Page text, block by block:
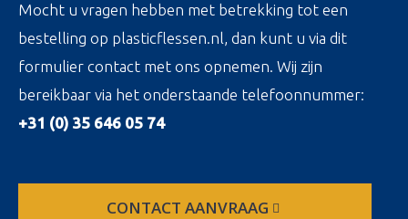
Mocht u vragen hebben met betrekking tot een
bestelling op plasticflessen.nl, dan kunt u via dit
formulier contact met ons opnemen. Wij zijn
bereikbaar via het onderstaande telefoonnummer:
+31 (0) 35 646 05 74
CONTACT AANVRAAG